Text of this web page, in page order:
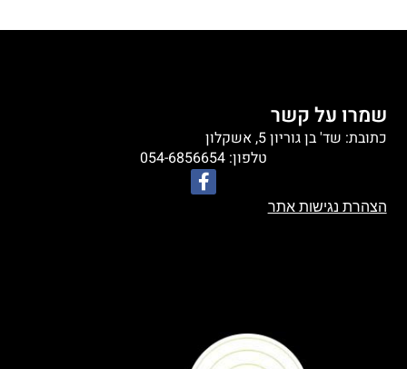
שמרו על קשר
כתובת: שד' בן גוריון 5, אשקלון
טלפון: 054-6856654
הצהרת נגישות אתר